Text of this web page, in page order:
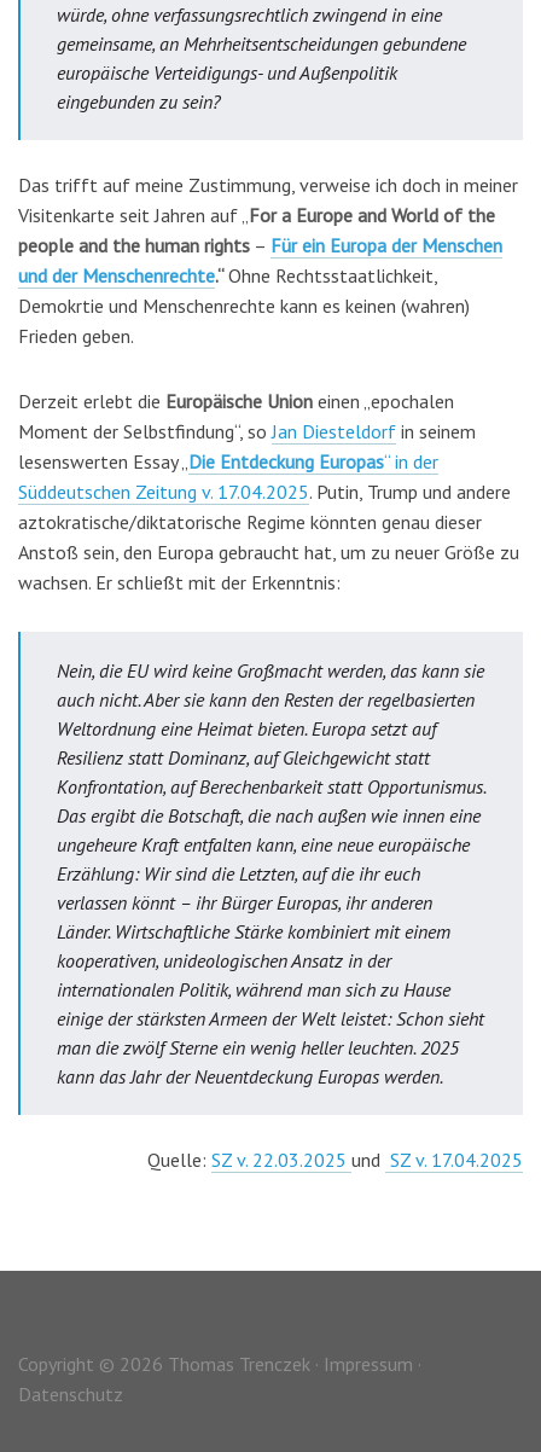
würde, ohne verfassungsrechtlich zwingend in eine
gemeinsame, an Mehrheitsentscheidungen gebundene
europäische Verteidigungs- und Außenpolitik
eingebunden zu sein?
Das trifft auf meine Zustimmung, verweise ich doch in meiner
Visitenkarte seit Jahren auf „ For a Europe and World of the
people and the human rights – Für ein Europa der Menschen
und der Menschenrechte.“Ohne Rechtsstaatlichkeit,
Demokrtie und Menschenrechte kann es keinen (wahren)
Frieden geben.
Derzeit erlebt die Europäische Union einen „epochalen
Moment der Selbstfindung“, soJan Diesteldorf in seinem
lesenswerten Essay „ Die Entdeckung Europas“ in der
Süddeutschen Zeitung v. 17.04.2025. Putin, Trump und andere
aztokratische/diktatorische Regime könnten genau dieser
Anstoß sein, den Europa gebraucht hat, um zu neuer Größe zu
wachsen. Er schließt mit der Erkenntnis:
Nein, die EU wird keine Großmacht werden, das kann sie
auch nicht. Aber sie kann den Resten der regelbasierten
Weltordnung eine Heimat bieten. Europa setzt auf
Resilienz statt Dominanz, auf Gleichgewicht statt
Konfrontation, auf Berechenbarkeit statt Opportunismus.
Das ergibt die Botschaft, die nach außen wie innen eine
ungeheure Kraft entfalten kann, eine neue europäische
Erzählung: Wir sind die Letzten, auf die ihr euch
verlassen könnt – ihr Bürger Europas, ihr anderen
Länder. Wirtschaftliche Stärke kombiniert mit einem
kooperativen, unideologischen Ansatz in der
internationalen Politik, während man sich zu Hause
einige der stärksten Armeen der Welt leistet: Schon sieht
man die zwölf Sterne ein wenig heller leuchten. 2025
kann das Jahr der Neuentdeckung Europas werden.
Quelle: SZ v. 22.03.2025 und SZ v. 17.04.2025
Copyright © 2026 Thomas Trenczek · Impressum ·
Datenschutz